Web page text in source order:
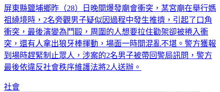
屏東縣鹽埔鄉昨（28）日晚間爆發廟會衝突，某宮廟在舉行媽
祖繞境時，2名旁觀男子疑似因過程中發生推擠，引起了口角
衝突，最後演變為鬥毆，周圍的人想要拉住勸架卻被捲入衝
突，還有人拿出狼牙棒揮動，場面一時間混亂不堪。警方獲報
到場時趕緊制止眾人，涉案的2名男子被帶回警局訊問，警方
最後依違反社會秩序維護法將2人送辦。
社會